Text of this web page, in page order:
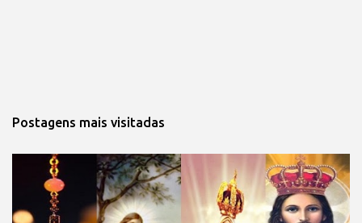
Postagens mais visitadas